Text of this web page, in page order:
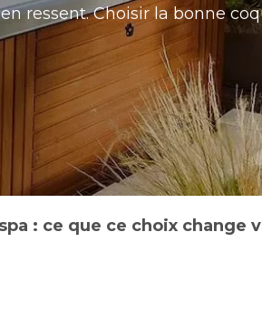
ressent. Choisir la bonne
: ce que ce choix change